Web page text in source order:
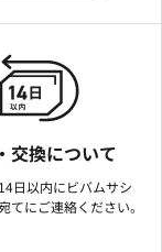
交換について
日以内にビバムサシ
てにご連絡ください。